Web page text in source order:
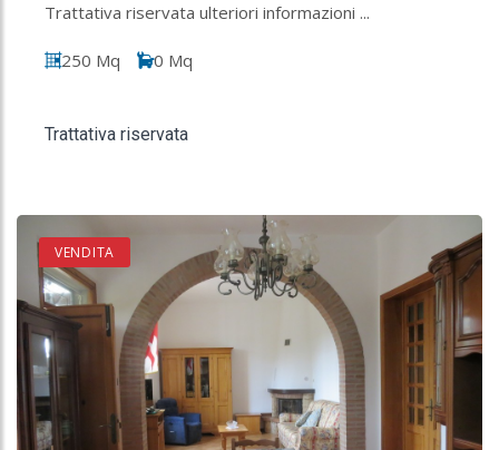
Trattativa riservata ulteriori informazioni ...
250 Mq 0 Mq
Trattativa riservata
VENDITA